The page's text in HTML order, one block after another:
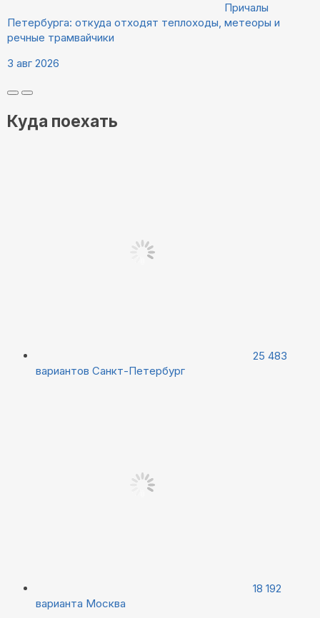
Причалы
Петербурга: откуда отходят теплоходы, метеоры и
речные трамвайчики
3 авг 2026
Куда поехать
25 483
вариантов Санкт-Петербург
18 192
варианта Москва